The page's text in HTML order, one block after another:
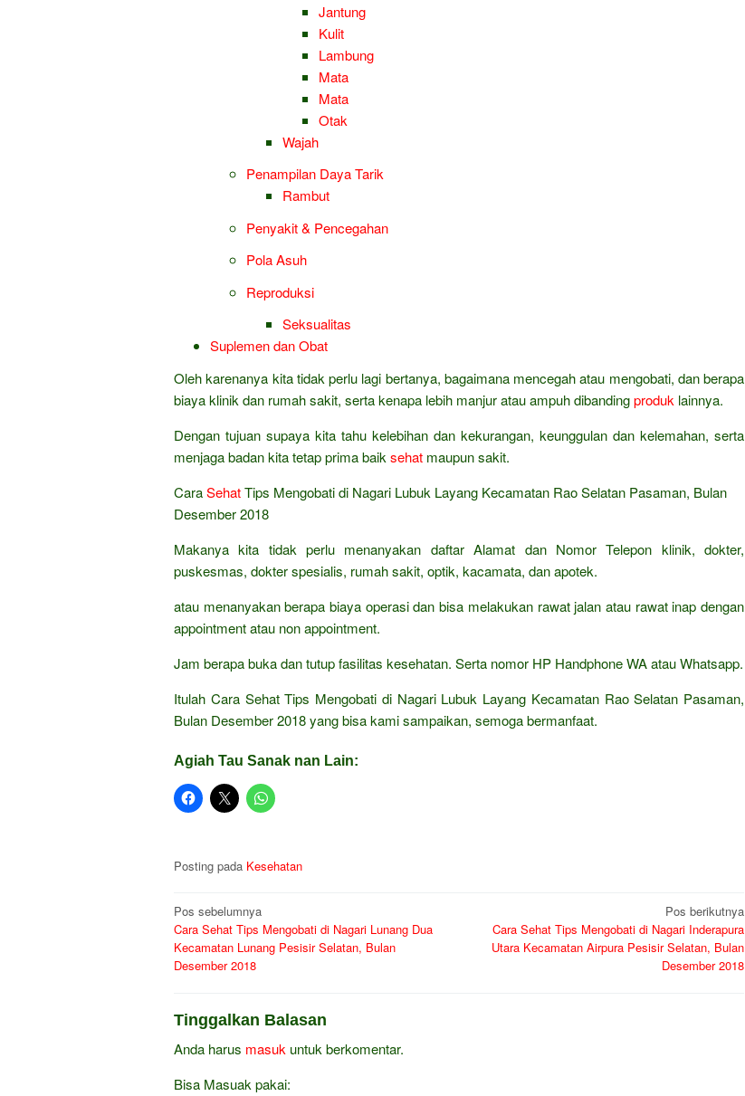
Jantung
Kulit
Lambung
Mata
Mata
Otak
Wajah
Penampilan Daya Tarik
Rambut
Penyakit & Pencegahan
Pola Asuh
Reproduksi
Seksualitas
Suplemen dan Obat
Oleh karenanya kita tidak perlu lagi bertanya, bagaimana mencegah atau mengobati, dan berapa
biaya klinik dan rumah sakit, serta kenapa lebih manjur atau ampuh dibandingproduk lainnya.
Dengan tujuan supaya kita tahu kelebihan dan kekurangan, keunggulan dan kelemahan, serta
menjaga badan kita tetap prima baik sehat maupun sakit.
CaraSehatTips Mengobati di Nagari Lubuk Layang Kecamatan Rao Selatan Pasaman, Bulan
Desember 2018
Makanya kita tidak perlu menanyakan daftar Alamat dan Nomor Telepon klinik, dokter,
puskesmas, dokter spesialis, rumah sakit, optik, kacamata, dan apotek.
atau menanyakan berapa biaya operasi dan bisa melakukan rawat jalan atau rawat inap dengan
appointment atau non appointment.
Jam berapa buka dan tutup fasilitas kesehatan. Serta nomor HP Handphone WA atau Whatsapp.
Itulah Cara Sehat Tips Mengobati di Nagari Lubuk Layang Kecamatan Rao Selatan Pasaman,
Bulan Desember 2018 yang bisa kami sampaikan, semoga bermanfaat.
Agiah Tau Sanak nan Lain:
Posting pada Kesehatan
Navigasi
pos
Pos sebelumnya
Cara Sehat Tips Mengobati di Nagari Lunang Dua
Kecamatan Lunang Pesisir Selatan, Bulan
Desember 2018
Pos berikutnya
Cara Sehat Tips Mengobati di Nagari Inderapura
Utara Kecamatan Airpura Pesisir Selatan, Bulan
Desember 2018
Tinggalkan Balasan
Anda harus masuk untuk berkomentar.
Bisa Masuak pakai: